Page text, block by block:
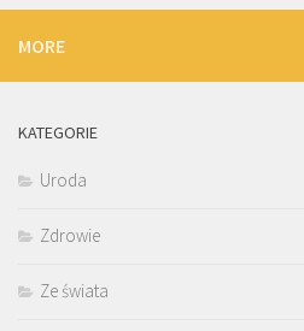
MORE
KATEGORIE
Uroda
Zdrowie
Ze świata